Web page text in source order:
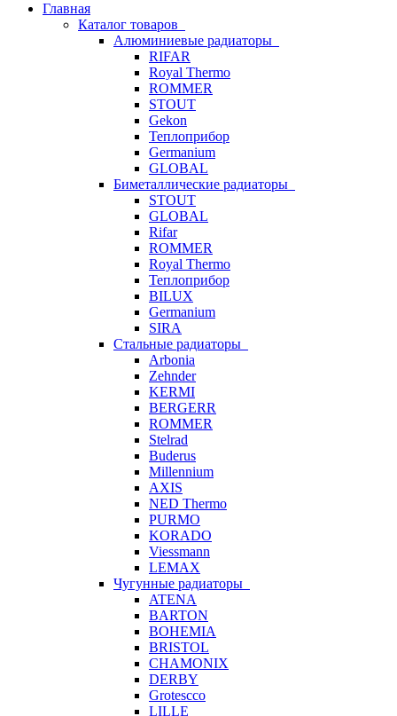
Главная
Каталог товаров
Алюминиевые радиаторы
RIFAR
Royal Thermo
ROMMER
STOUT
Gekon
Теплоприбор
Germanium
GLOBAL
Биметаллические радиаторы
STOUT
GLOBAL
Rifar
ROMMER
Royal Thermo
Теплоприбор
BILUX
Germanium
SIRA
Стальные радиаторы
Arbonia
Zehnder
KERMI
BERGERR
ROMMER
Stelrad
Buderus
Millennium
AXIS
NED Thermo
PURMO
KORADO
Viessmann
LEMAX
Чугунные радиаторы
ATENA
BARTON
BOHEMIA
BRISTOL
CHAMONIX
DERBY
Grotescco
LILLE